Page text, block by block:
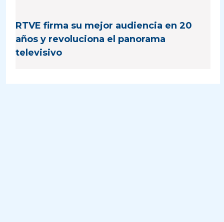
RTVE firma su mejor audiencia en 20
años y revoluciona el panorama
televisivo